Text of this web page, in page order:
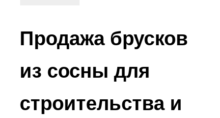
Продажа брусков
из сосны для
строительства и